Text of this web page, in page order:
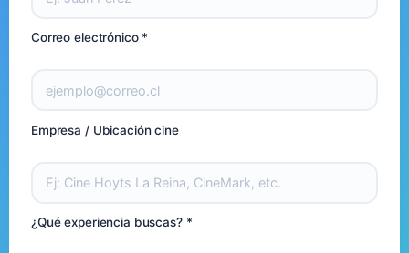
Correo electrónico *
Empresa / Ubicación cine
¿Qué experiencia buscas? *